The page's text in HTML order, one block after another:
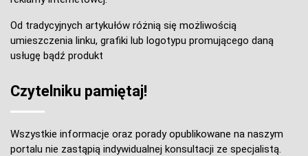
Od tradycyjnych artykułów różnią się możliwością
umieszczenia linku, grafiki lub logotypu promującego daną
usługę bądź produkt
Czytelniku pamiętaj!
Wszystkie informacje oraz porady opublikowane na naszym
portalu nie zastąpią indywidualnej konsultacji ze specjalistą.